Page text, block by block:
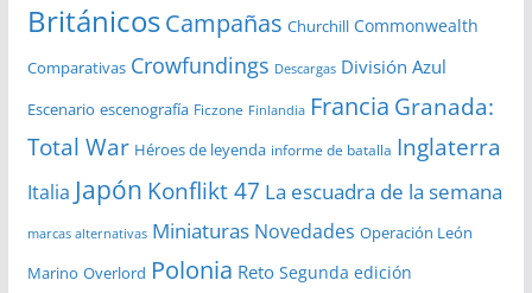
BritánicosCampañas Churchill Commonwealth
Comparativas Crowfundings Descargas División Azul
Escenario escenografía Ficzone Finlandia Francia Granada:
Total War Héroes de leyenda informe de batalla Inglaterra
Italia Japón Konflikt 47 La escuadra de la semana
marcas alternativas Miniaturas Novedades Operación León
Marino Overlord Polonia Reto Segunda edición